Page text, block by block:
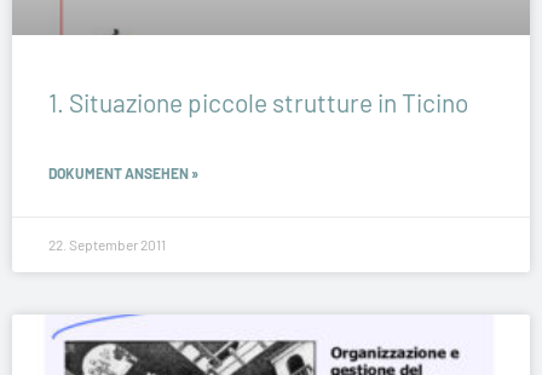
1. Situazione piccole strutture in Ticino
DOKUMENT ANSEHEN »
22. September 2011